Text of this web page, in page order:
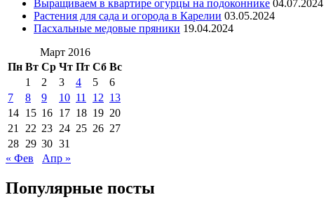
Выращиваем в квартире огурцы на подоконнике 04.07.2024
Растения для сада и огорода в Карелии 03.05.2024
Пасхальные медовые пряники 19.04.2024
Март 2016
Пн Вт Ср Чт Пт Сб Вс
1
2 3 4 5
6
7
8 9 10 11 12 13
14 15 16 17 18 19 20
21
22 23 24 25 26 27
28 29 30 31
« Фев
Апр »
Популярные посты